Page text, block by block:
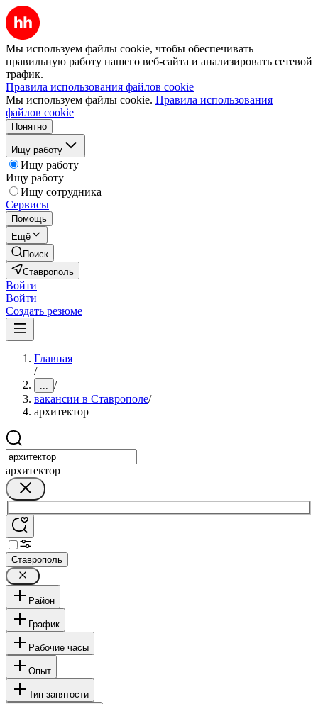
Мы используем файлы cookie, чтобы обеспечивать
правильную работу нашего веб-сайта и анализировать сетевой
трафик.
Правила использования файлов cookie
Мы используем файлы cookie. Правила использования
файлов cookie
Понятно
Ищу работу
Ищу работу
Ищу работу
Ищу сотрудника
Сервисы
Помощь
Ещё
Поиск
Ставрополь
Войти
Войти
Создать резюме
Главная
/
... /
вакансии в Ставрополе/
архитектор
архитектор
Ставрополь
Район
График
Рабочие часы
Опыт
Тип занятости